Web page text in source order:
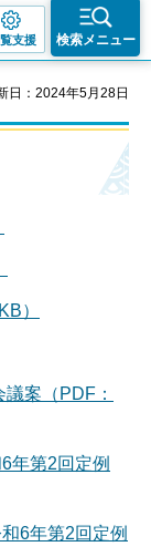
支援 検索メニュー
日：2024年5月28日
）
案（PDF：
年第2回定例
6年第2回定例